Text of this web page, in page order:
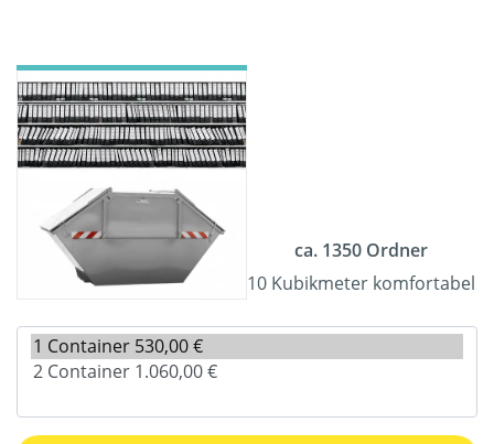
ca. 1350 Ordner
10 Kubikmeter komfortabel